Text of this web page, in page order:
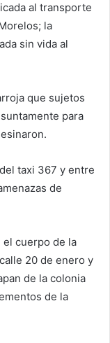
al transporte
la
sin vida al
que sujetos
para
taxi 367 y entre
de
cuerpo de la
20 de enero y
de la colonia
de la